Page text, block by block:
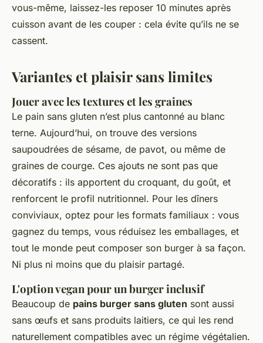
vous-même, laissez-les reposer 10 minutes après
cuisson avant de les couper : cela évite qu’ils ne se
cassent.
Variantes et plaisir sans limites
Jouer avec les textures et les graines
Le pain sans gluten n’est plus cantonné au blanc
terne. Aujourd’hui, on trouve des versions
saupoudrées de sésame, de pavot, ou même de
graines de courge. Ces ajouts ne sont pas que
décoratifs : ils apportent du croquant, du goût, et
renforcent le profil nutritionnel. Pour les dîners
conviviaux, optez pour les formats familiaux : vous
gagnez du temps, vous réduisez les emballages, et
tout le monde peut composer son burger à sa façon.
Ni plus ni moins que du plaisir partagé.
L'option vegan pour un burger inclusif
Beaucoup de pains burger sans gluten sont aussi
sans œufs et sans produits laitiers, ce qui les rend
naturellement compatibles avec un régime végétalien.